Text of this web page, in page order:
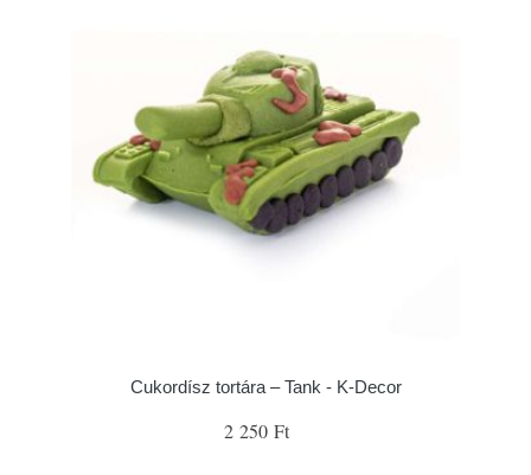
Cukordísz tortára – Tank - K-Decor
2 250 Ft